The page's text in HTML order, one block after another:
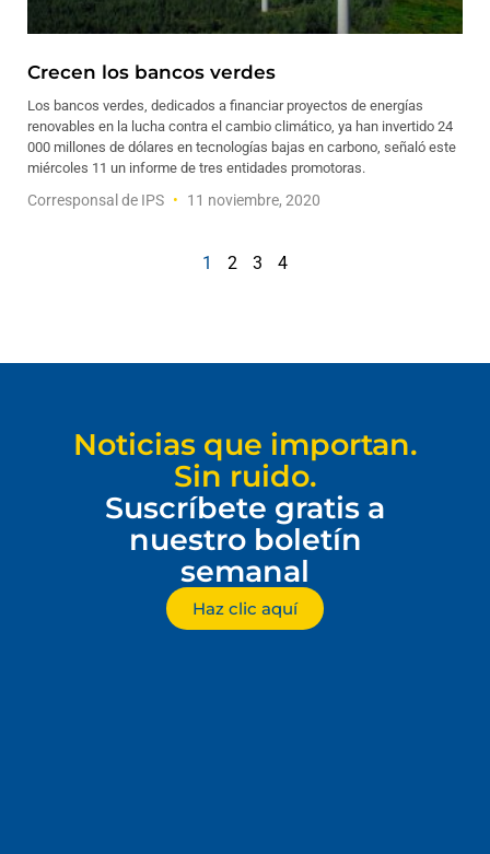
Crecen los bancos verdes
Los bancos verdes, dedicados a financiar proyectos de energías
renovables en la lucha contra el cambio climático, ya han invertido 24
000 millones de dólares en tecnologías bajas en carbono, señaló este
miércoles 11 un informe de tres entidades promotoras.
Corresponsal de IPS 11 noviembre, 2020
1 2 3 4
Noticias que importan.
Sin ruido.
Suscríbete gratis a
nuestro boletín
semanal
Haz clic aquí